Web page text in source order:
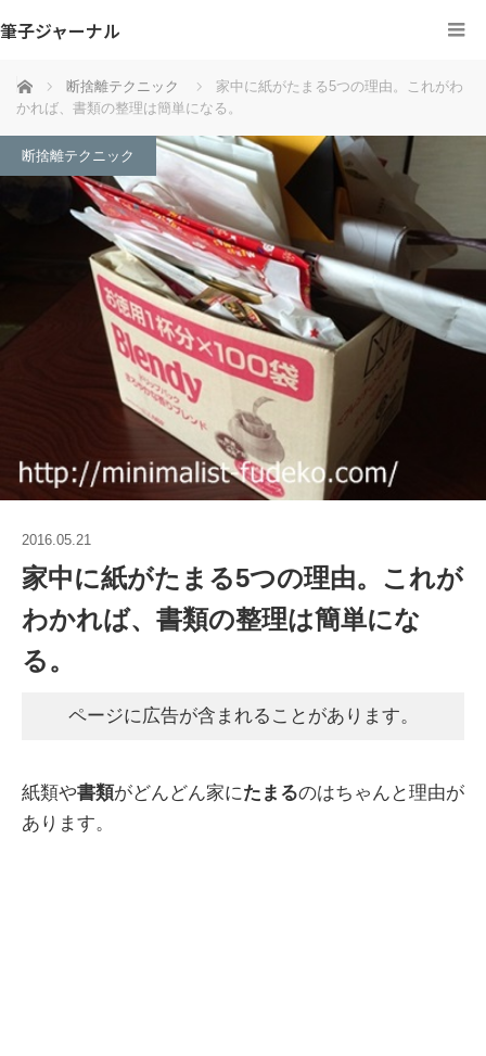
筆子ジャーナル
ホーム 断捨離テクニック
家中に紙がたまる5つの理由。これがわ
かれば、書類の整理は簡単になる。
断捨離テクニック
2016.05.21
家中に紙がたまる5つの理由。これが
わかれば、書類の整理は簡単にな
る。
ページに広告が含まれることがあります。
紙類や書類がどんどん家にたまるのはちゃんと理由が
あります。